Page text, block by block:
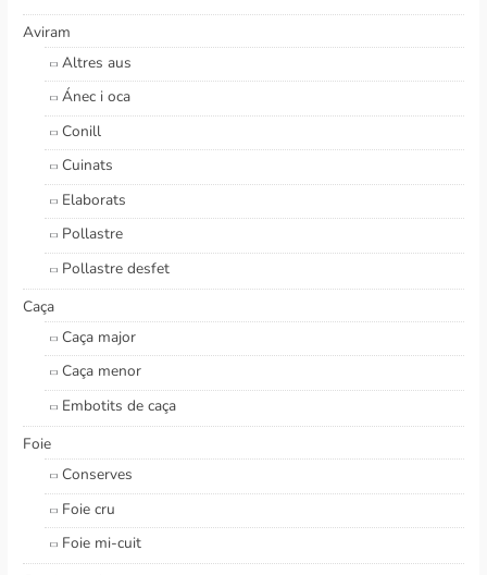
Aviram
Altres aus
Ánec i oca
Conill
Cuinats
Elaborats
Pollastre
Pollastre desfet
Caça
Caça major
Caça menor
Embotits de caça
Foie
Conserves
Foie cru
Foie mi-cuit